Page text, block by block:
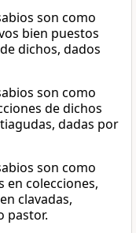
son como
bien puestos
dichos, dados
son como
de dichos
dadas por
son como
en colecciones,
clavadas,
pastor.